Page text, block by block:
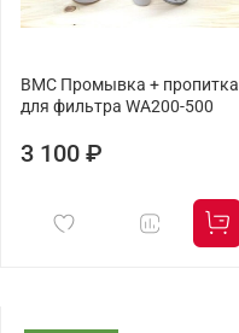
BMC Промывка + пропитка
для фильтра WA200-500
3 100 ₽